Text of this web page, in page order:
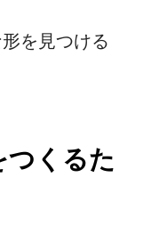
を見つける
つくるた